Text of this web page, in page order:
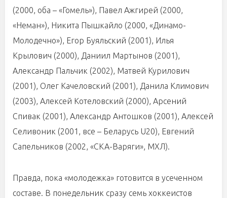
(2000, оба – «Гомель»), Павел Ажгирей (2000,
«Неман»), Никита Пышкайло (2000, «Динамо-
Молодечно»), Егор Буяльский (2001), Илья
Крылович (2000), Даниил Мартынов (2001),
Александр Пальчик (2002), Матвей Курилович
(2001), Олег Качеловский (2001), Данила Климович
(2003), Алексей Котеловский (2000), Арсений
Спивак (2001), Александр Антошков (2001), Алексей
Селивоник (2001, все – Беларусь U20), Евгений
Сапельников (2002, «СКА-Варяги», МХЛ).
Правда, пока «молодежка» готовится в усеченном
составе. В понедельник сразу семь хоккеистов